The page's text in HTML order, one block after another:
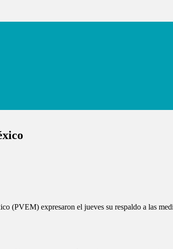
(PVEM) expresaron el jueves su respaldo a las